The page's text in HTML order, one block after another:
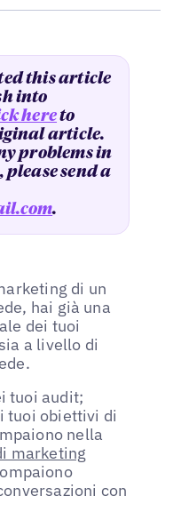
this article
into
hereto
article.
problems in
please send a
.
di un
hai già una
dei tuoi
a livello di
tuoi audit;
tuoi obiettivi di
nella
marketing
con